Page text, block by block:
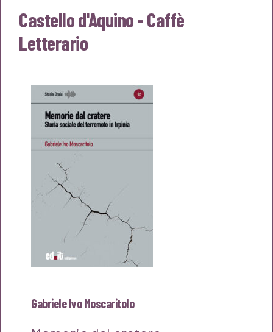
Castello d'Aquino - Caffè
Letterario
Gabriele Ivo Moscaritolo